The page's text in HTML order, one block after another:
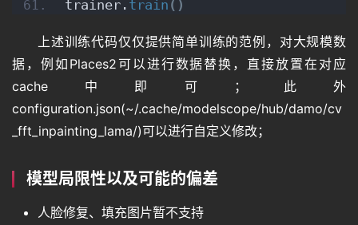
trainer. train ()
上述训练代码仅仅提供简单训练的范例，对大规模数
据，例如Places2可以进行数据替换，直接放置在对应
cache中即可；此外
configuration.json(~/.cache/modelscope/hub/damo/cv
_fft_inpainting_lama/)可以进行自定义修改；
模型局限性以及可能的偏差
人脸修复、填充图片暂不支持